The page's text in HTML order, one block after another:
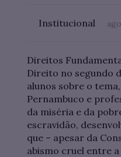
Institucional
Direitos
Direito no segundo
alunos sobre o
Pernambuco e
da miséria e da
escravidão,
que – apesar da
abismo cruel entre